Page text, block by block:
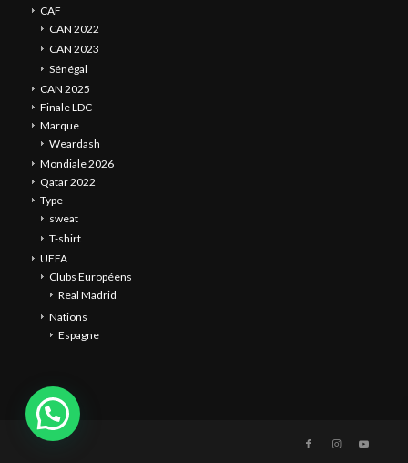
CAF
CAN 2022
CAN 2023
Sénégal
CAN 2025
Finale LDC
Marque
Weardash
Mondiale 2026
Qatar 2022
Type
sweat
T-shirt
UEFA
Clubs Européens
Real Madrid
Nations
Espagne